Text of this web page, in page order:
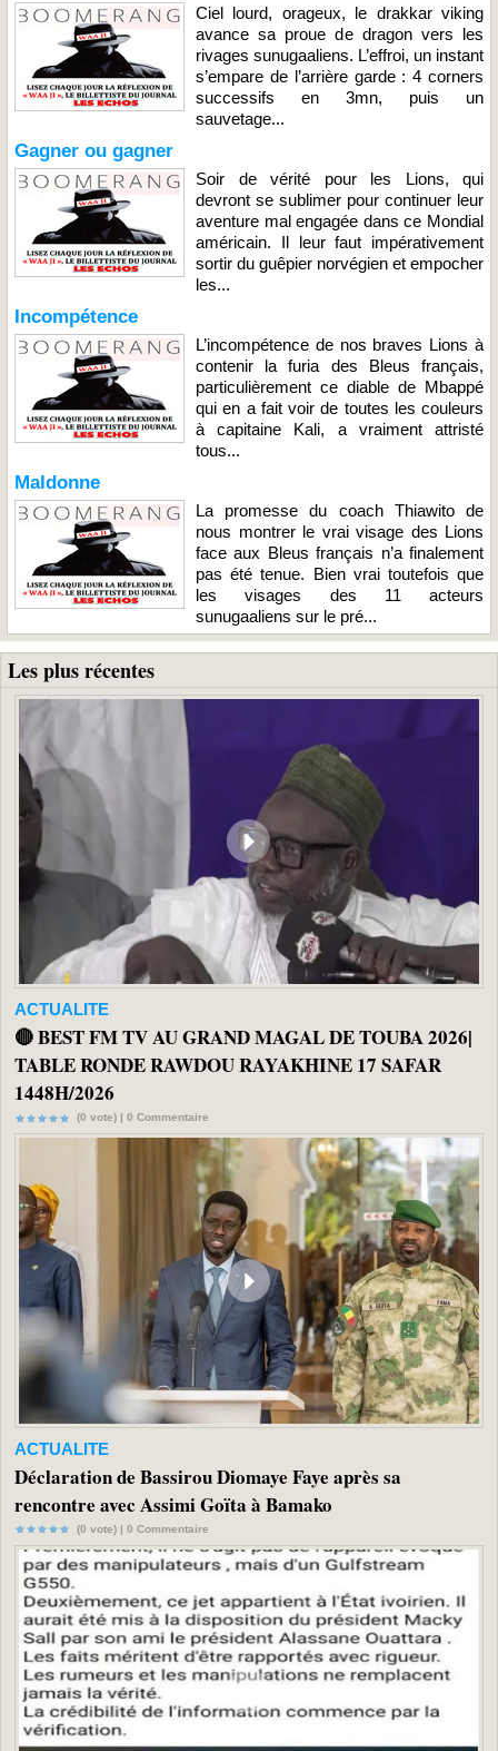
Ciel lourd, orageux, le drakkar viking
avance sa proue de dragon vers les
rivages sunugaaliens. L’effroi, un instant
s’empare de l’arrière garde : 4 corners
successifs en 3mn, puis un
sauvetage...
Gagner ou gagner
Soir de vérité pour les Lions, qui
devront se sublimer pour continuer leur
aventure mal engagée dans ce Mondial
américain. Il leur faut impérativement
sortir du guêpier norvégien et empocher
les...
Incompétence
L’incompétence de nos braves Lions à
contenir la furia des Bleus français,
particulièrement ce diable de Mbappé
qui en a fait voir de toutes les couleurs
à capitaine Kali, a vraiment attristé
tous...
Maldonne
La promesse du coach Thiawito de
nous montrer le vrai visage des Lions
face aux Bleus français n’a finalement
pas été tenue. Bien vrai toutefois que
les visages des 11 acteurs
sunugaaliens sur le pré...
Les plus récentes
ACTUALITE
🔴 BEST FM TV AU GRAND MAGAL DE TOUBA 2026|
TABLE RONDE RAWDOU RAYAKHINE 17 SAFAR
1448H/2026
(0 vote) | 0 Commentaire
ACTUALITE
Déclaration de Bassirou Diomaye Faye après sa
rencontre avec Assimi Goïta à Bamako
(0 vote) | 0 Commentaire